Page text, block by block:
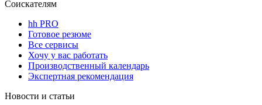
Соискателям
hh PRO
Готовое резюме
Все сервисы
Хочу у вас работать
Производственный календарь
Экспертная рекомендация
Новости и статьи